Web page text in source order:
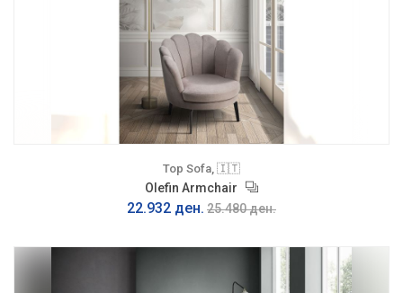
Top Sofa, 🇮🇹
Olefin Armchair
22.932 ден. 25.480 ден.